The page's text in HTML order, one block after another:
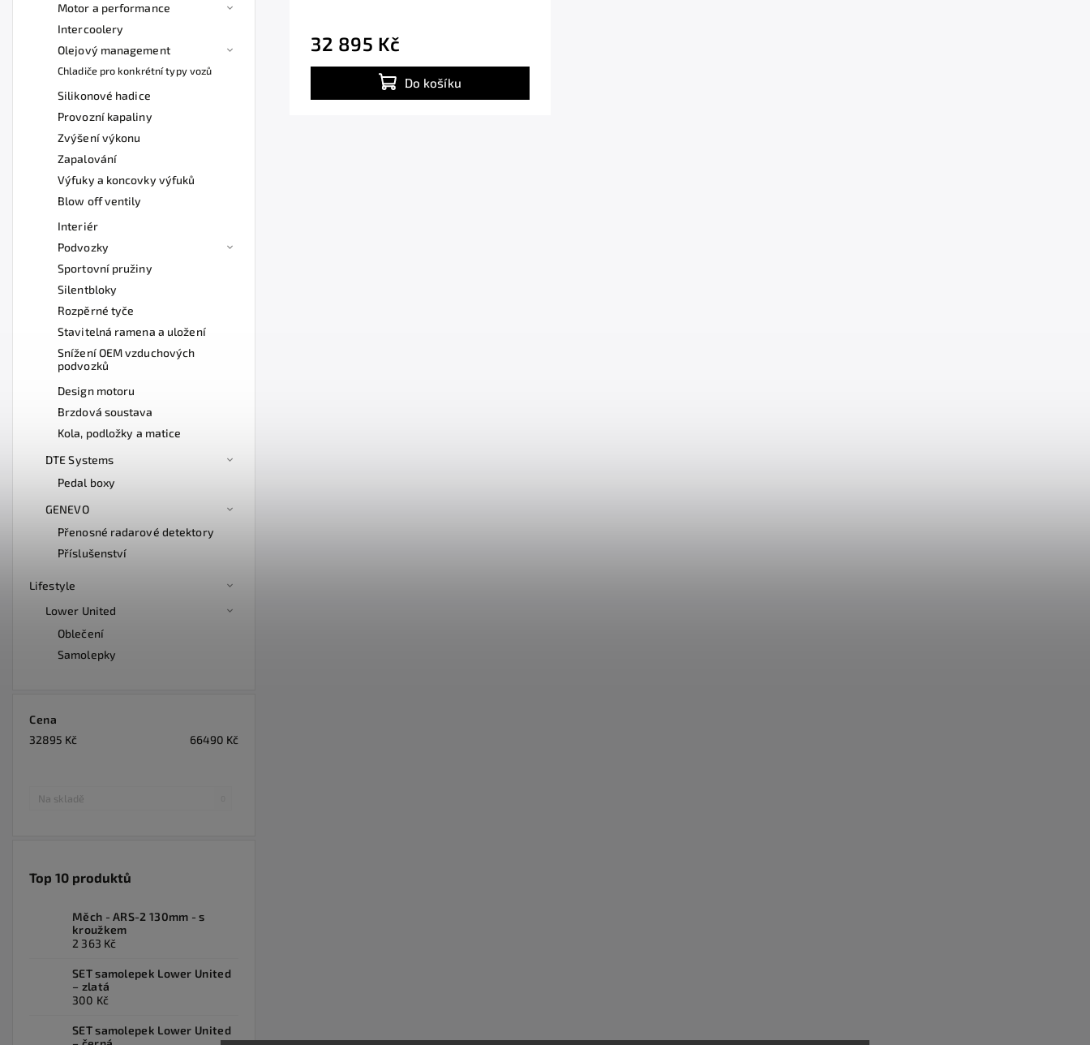
Motor a performance
Intercoolery
Olejový management
Chladiče pro konkrétní typy vozů
Silikonové hadice
Provozní kapaliny
Zvýšení výkonu
Zapalování
Výfuky a koncovky výfuků
Blow off ventily
Interiér
Podvozky
Sportovní pružiny
Silentbloky
Rozpěrné tyče
Stavitelná ramena a uložení
Snížení OEM vzduchových
podvozků
Design motoru
Brzdová soustava
Kola, podložky a matice
DTE Systems
Pedal boxy
GENEVO
Přenosné radarové detektory
Příslušenství
Lifestyle
Lower United
Oblečení
Samolepky
Cena
32895 Kč 66490 Kč
Na skladě
Top 10 produktů
Měch - ARS-2 130mm - s
kroužkem
2 363 Kč
SET samolepek Lower United
– zlatá
300 Kč
SET samolepek Lower United
32 895 Kč
Do košíku